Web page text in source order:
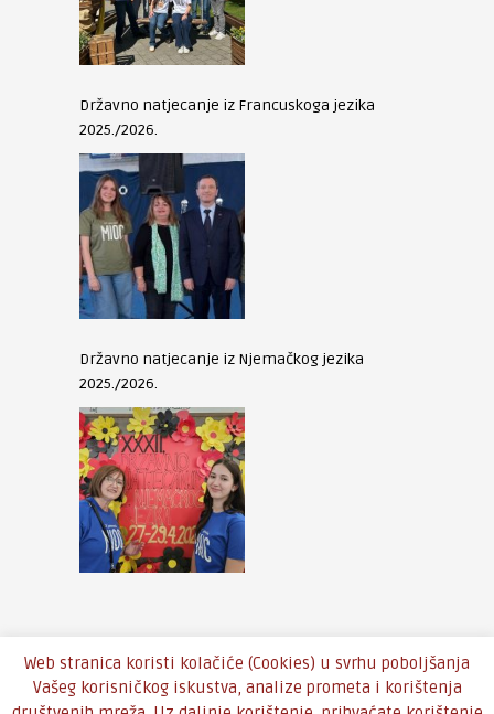
Državno natjecanje iz Francuskoga jezika
2025./2026.
Državno natjecanje iz Njemačkog jezika
2025./2026.
Web stranica koristi kolačiće (Cookies) u svrhu poboljšanja
Vašeg korisničkog iskustva, analize prometa i korištenja